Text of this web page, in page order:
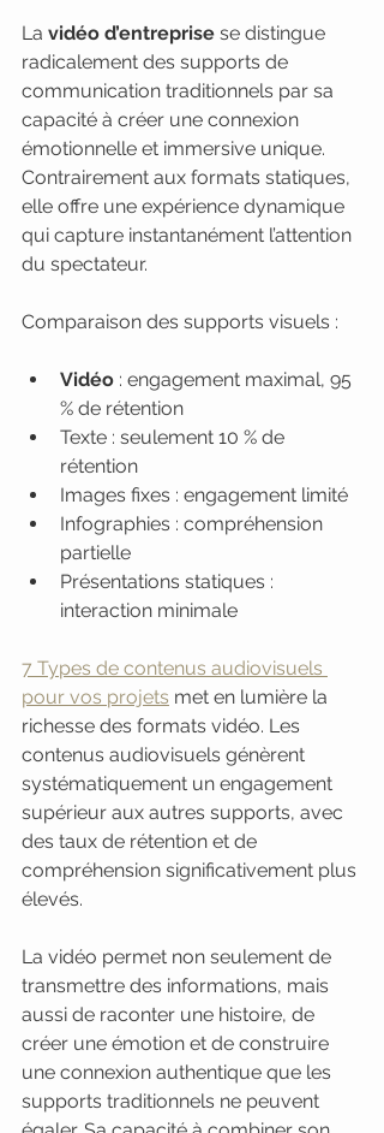
La vidéo d’entreprise se distingue
radicalement des supports de
communication traditionnels par sa
capacité à créer une connexion
émotionnelle et immersive unique.
Contrairement aux formats statiques,
elle offre une expérience dynamique
qui capture instantanément l’attention
du spectateur.
Comparaison des supports visuels :
Vidéo : engagement maximal, 95
% de rétention
Texte : seulement 10 % de
rétention
Images fixes : engagement limité
Infographies : compréhension
partielle
Présentations statiques :
interaction minimale
7 Types de contenus audiovisuels
pour vos projets met en lumière la
richesse des formats vidéo. Les
contenus audiovisuels génèrent
systématiquement un engagement
supérieur aux autres supports, avec
des taux de rétention et de
compréhension significativement plus
élevés.
La vidéo permet non seulement de
transmettre des informations, mais
aussi de raconter une histoire, de
créer une émotion et de construire
une connexion authentique que les
supports traditionnels ne peuvent